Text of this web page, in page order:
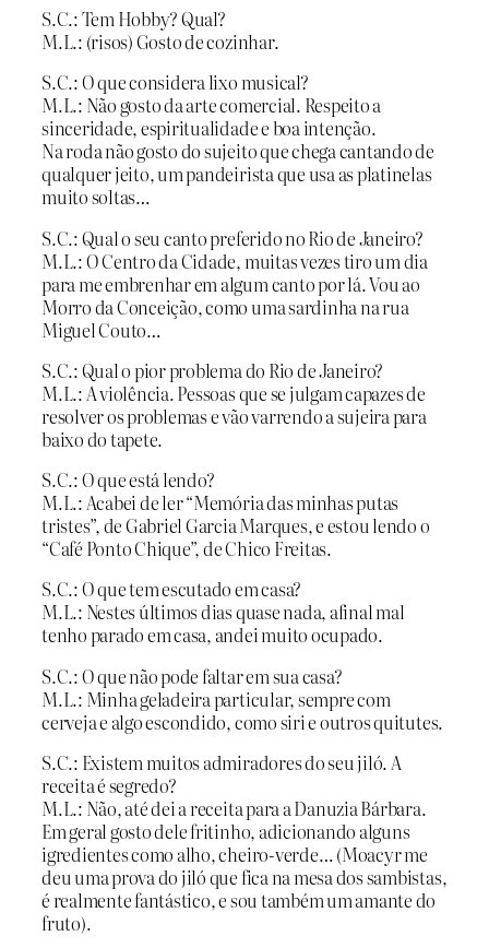
S.C.: Tem Hobby? Qual?
M.L.: (risos) Gosto de cozinhar.
S.C.: O que considera lixo musical?
M.L.: Não gosto da arte comercial. Respeito a
sinceridade, espiritualidade e boa intenção.
Na roda não gosto do sujeito que chega cantando de
qualquer jeito, um pandeirista que usa as platinelas
muito soltas…
S.C.: Qual o seu canto preferido no Rio de Janeiro?
M.L.: O Centro da Cidade, muitas vezes tiro um dia
para me embrenhar em algum canto por lá. Vou ao
Morro da Conceição, como uma sardinha na rua
Miguel Couto…
S.C.: Qual o pior problema do Rio de Janeiro?
M.L.: A violência. Pessoas que se julgam capazes de
resolver os problemas e vão varrendo a sujeira para
baixo do tapete.
S.C.: O que está lendo?
M.L.: Acabei de ler “Memória das minhas putas
tristes”, de Gabriel Garcia Marques, e estou lendo o
“Café Ponto Chique”, de Chico Freitas.
S.C.: O que tem escutado em casa?
M.L.: Nestes últimos dias quase nada, afinal mal
tenho parado em casa, andei muito ocupado.
S.C.: O que não pode faltar em sua casa?
M.L.: Minha geladeira particular, sempre com
cerveja e algo escondido, como siri e outros quitutes.
S.C.: Existem muitos admiradores do seu jiló. A
receita é segredo?
M.L.: Não, até dei a receita para a Danuzia Bárbara.
Em geral gosto dele fritinho, adicionando alguns
igredientes como alho, cheiro-verde… (Moacyr me
deu uma prova do jiló que fica na mesa dos sambistas,
é realmente fantástico, e sou também um amante do
fruto).